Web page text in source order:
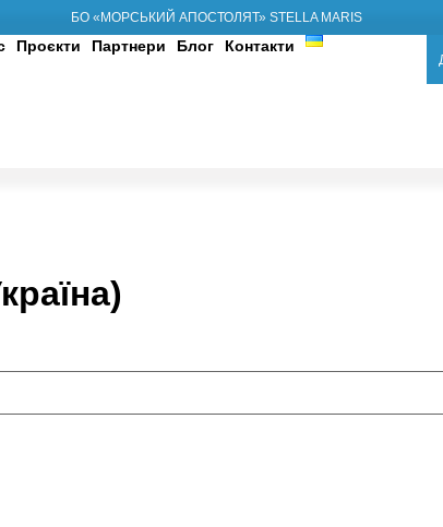
БО «МОРСЬКИЙ АПОСТОЛЯТ» STELLA MARIS
Проєкти Партнери Блог Контакти